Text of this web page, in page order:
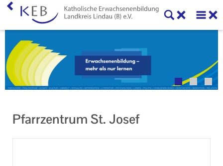
Pfarrzentrum St. Josef
Veranstaltungen
Über uns
Neuigkeiten
Kontakt